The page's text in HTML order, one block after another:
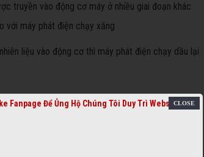
truyền vào động cơ máy ở nhiều giai đoạn khác
với máy phát điện chạy xăng
liệu vào động cơ thì máy phát điện chạy dầu lại
cùng tồn tại một số nhược điểm như:
kềnh so với máy phát điện chạy bằng xăng
Fanpage Để Ủng Hộ Chúng Tôi Duy Trì Website